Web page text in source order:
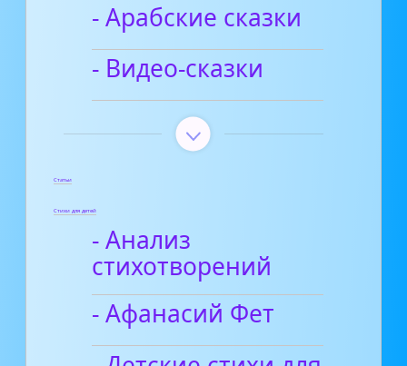
- Арабские сказки
- Видео-сказки
Статьи
Стихи для детей
- Анализ
стихотворений
- Афанасий Фет